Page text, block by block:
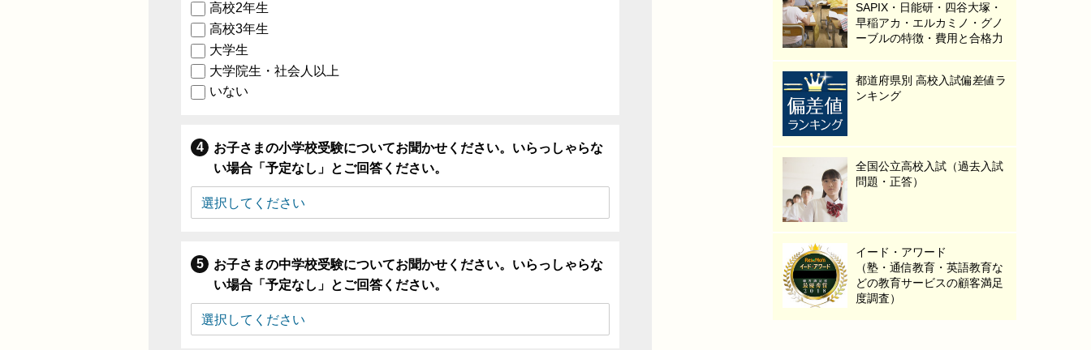
高校2年生
高校3年生
大学生
大学院生・社会人以上
いない
お子さまの小学校受験についてお聞かせください。いらっしゃらな
い場合「予定なし」とご回答ください。
お子さまの中学校受験についてお聞かせください。いらっしゃらな
い場合「予定なし」とご回答ください。
SAPIX・日能研・四谷大塚・
早稲アカ・エルカミノ・グノ
ーブルの特徴・費用と合格力
都道府県別 高校入試偏差値ラ
ンキング
全国公立高校入試（過去入試
問題・正答）
イード・アワード
（塾・通信教育・英語教育な
どの教育サービスの顧客満足
度調査）